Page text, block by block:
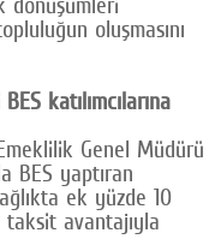
oluşmasını
katılımcılarına
Genel Müdürü
BES yaptıran
ek yüzde 10
avantajıyla